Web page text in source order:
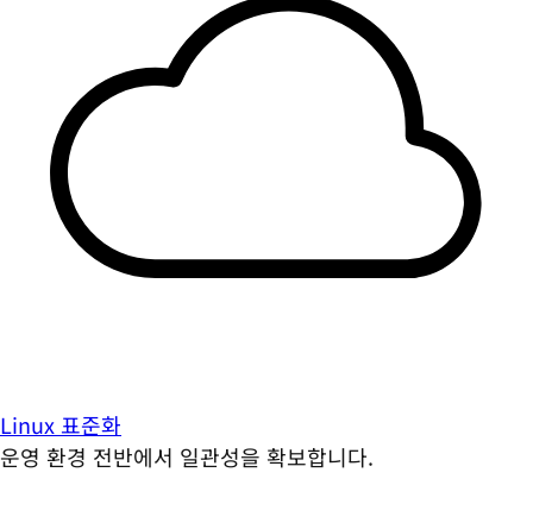
Linux 표준화
운영 환경 전반에서 일관성을 확보합니다.